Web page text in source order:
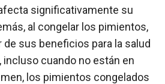
significativamente su
al congelar los pimientos,
sus beneficios para la salud
incluso cuando no están en
los pimientos congelados